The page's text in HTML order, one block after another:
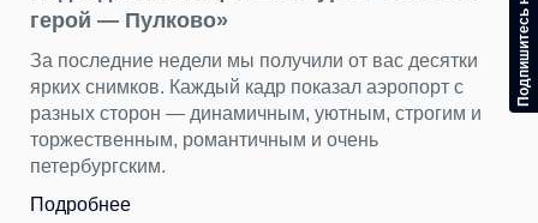
герой — Пулково»
За последние недели мы получили от вас десятки
ярких снимков. Каждый кадр показал аэропорт с
разных сторон — динамичным, уютным, строгим и
торжественным, романтичным и очень
петербургским.
Подробнее